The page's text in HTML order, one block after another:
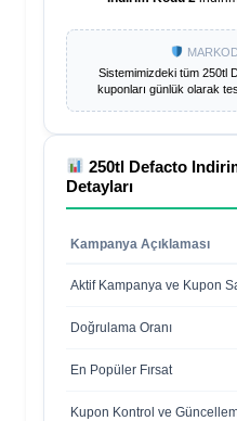
Sistemimizdeki tüm 250tl
kuponları günlük olarak
250tl Defacto
Detayları
Kampanya Açıklaması
Aktif Kampanya ve Kupon
Doğrulama Oranı
En Popüler Fırsat
Kupon Kontrol ve